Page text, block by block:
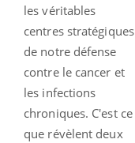
les véritables
centres stratégiques
de notre défense
contre le cancer et
les infections
chroniques. C'est ce
que révèlent deux